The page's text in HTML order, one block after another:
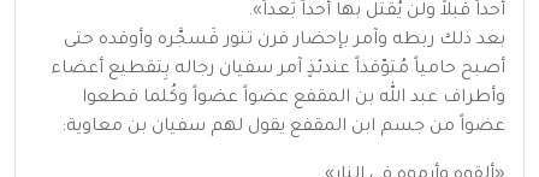
أحداً قبلاً ولّن يُقتل بها أحداً بَعداً».
بعد ذلك ربطه وآمر بإحضار فرن تنور فَسجَّره وأوقده حتى
أصبح حامياً مُتوّقداً عندئذٍ آمر سفيان رجاله بِتقطيع أعضاء
وأطراف عبد الله بن المقفع عضواً عضواً وكُلما قطعوا
عضواً من جسم ابن المقفع يقول لهم سفيان بن معاوية: